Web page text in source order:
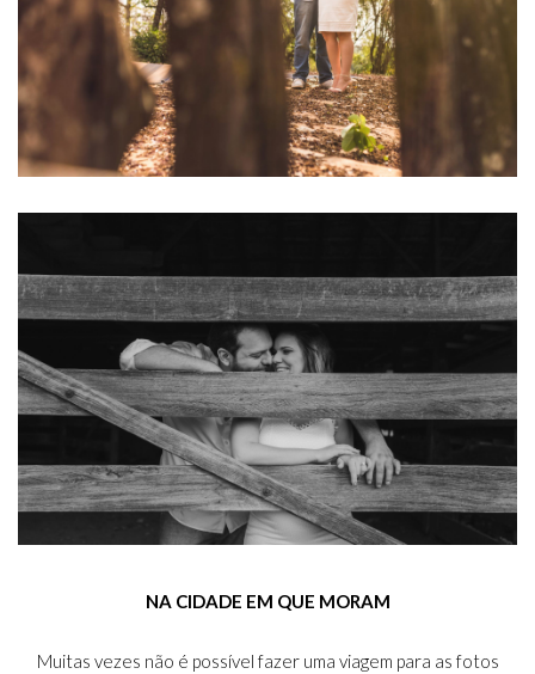
NA CIDADE EM QUE MORAM
Muitas vezes não é possível fazer uma viagem para as fotos